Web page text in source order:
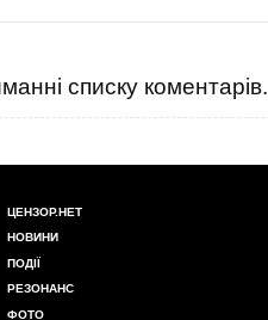
списку коментарів.
ЦЕНЗОР.НЕТ
НОВИНИ
ПОДІЇ
РЕЗОНАНС
ФОТО